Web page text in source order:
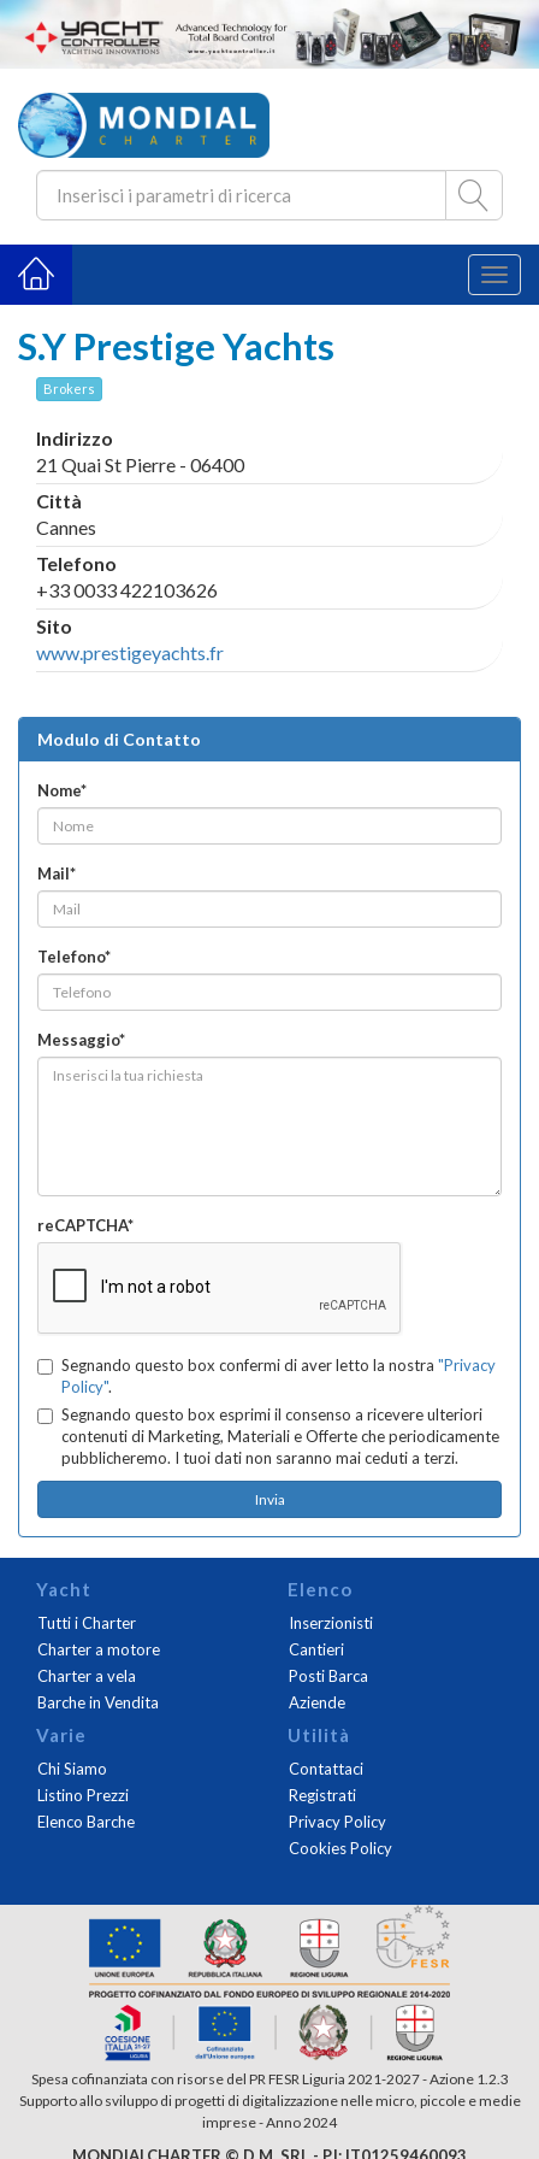
S.Y Prestige Yachts
Brokers
Indirizzo
21 Quai St Pierre - 06400
Città
Cannes
Telefono
+33 0033 422103626
Sito
www.prestigeyachts.fr
Modulo di Contatto
Nome*
Mail*
Telefono*
Messaggio*
reCAPTCHA*
Segnando questo box confermi di aver letto la nostra "Privacy
Policy".
Segnando questo box esprimi il consenso a ricevere ulteriori
contenuti di Marketing, Materiali e Offerte che periodicamente
pubblicheremo. I tuoi dati non saranno mai ceduti a terzi.
Yacht
Tutti i Charter
Charter a motore
Charter a vela
Barche in Vendita
Elenco
Inserzionisti
Cantieri
Posti Barca
Aziende
Varie
Chi Siamo
Listino Prezzi
Elenco Barche
Utilità
Contattaci
Registrati
Privacy Policy
Cookies Policy
Spesa cofinanziata con risorse del PR FESR Liguria 2021-2027 - Azione 1.2.3
Supporto allo sviluppo di progetti di digitalizzazione nelle micro, piccole e medie
imprese - Anno 2024